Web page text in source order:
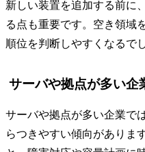
新しい装置を追加する前に
る点も重要です。空き領域
順位を判断しやすくなるで
サーバや拠点が多い企
サーバや拠点が多い企業で
らつきやすい傾向がありま